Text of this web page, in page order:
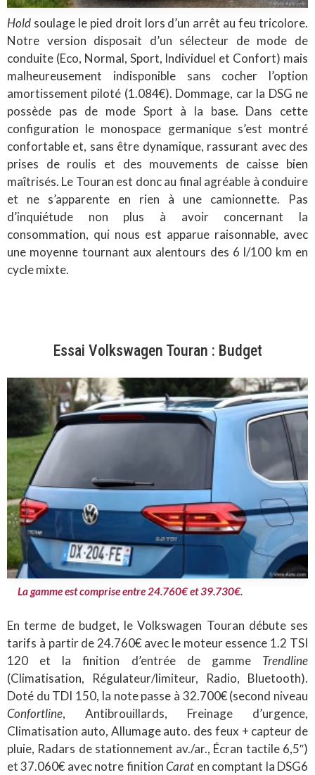
Hold soulage le pied droit lors d’un arrêt au feu tricolore.
Notre version disposait d’un sélecteur de mode de
conduite (Eco, Normal, Sport, Individuel et Confort) mais
malheureusement indisponible sans cocher l’option
amortissement piloté (1.084€). Dommage, car la DSG ne
possède pas de mode Sport à la base. Dans cette
configuration le monospace germanique s’est montré
confortable et, sans être dynamique, rassurant avec des
prises de roulis et des mouvements de caisse bien
maîtrisés. Le Touran est donc au final agréable à conduire
et ne s’apparente en rien à une camionnette. Pas
d’inquiétude non plus à avoir concernant la
consommation, qui nous est apparue raisonnable, avec
une moyenne tournant aux alentours des 6 l/100 km en
cycle mixte.
Essai Volkswagen Touran : Budget
La gamme est comprise entre 24.760€ et 39.730€.
En terme de budget, le Volkswagen Touran débute ses
tarifs à partir de 24.760€ avec le moteur essence 1.2 TSI
120 et la finition d’entrée de gamme Trendline
(Climatisation, Régulateur/limiteur, Radio, Bluetooth).
Doté du TDI 150, la note passe à 32.700€ (second niveau
Confortline, Antibrouillards, Freinage d’urgence,
Climatisation auto, Allumage auto. des feux + capteur de
pluie, Radars de stationnement av./ar., Écran tactile 6,5″)
et 37.060€ avec notre finitionCarat en comptant la DSG6